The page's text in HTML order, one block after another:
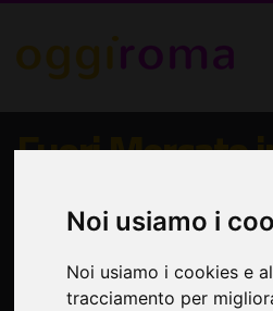
Noi usiamo i
Noi usiamo i cookies e
tracciamento per
Fuori Mercato
l'Opificio